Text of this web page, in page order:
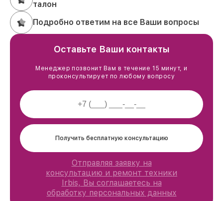
талон
Подробно ответим на все Ваши вопросы
Оставьте Ваши контакты
Менеджер позвонит Вам в течение 15 минут, и
проконсультирует по любому вопросу
Получить бесплатную консультацию
Отправляя заявку на
консультацию и ремонт техники
Irbis, Вы соглашаетесь на
обработку персональных данных